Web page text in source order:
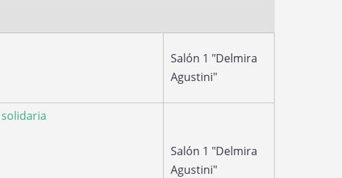
Salón 1 "Delmira
Agustini"
Salón 1 "Delmira
Agustini"